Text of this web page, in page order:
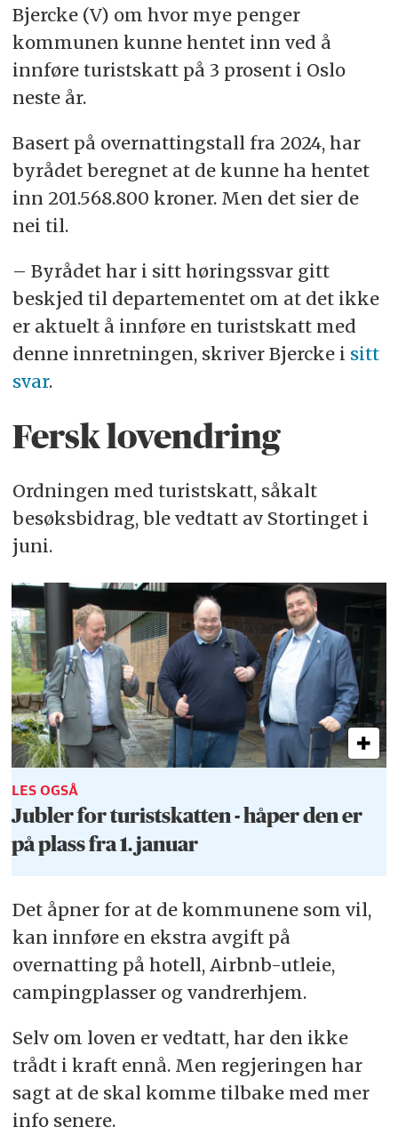
Bjercke (V) om hvor mye penger
kommunen kunne hentet inn ved å
innføre turistskatt på 3 prosent i Oslo
neste år.
Basert på overnattingstall fra 2024, har
byrådet beregnet at de kunne ha hentet
inn 201.568.800 kroner. Men det sier de
nei til.
– Byrådet har i sitt høringssvar gitt
beskjed til departementet om at det ikke
er aktuelt å innføre en turistskatt med
denne innretningen, skriver Bjercke i sitt
svar.
Fersk lovendring
Ordningen med turistskatt, såkalt
besøksbidrag, ble vedtatt av Stortinget i
juni.
LES OGSÅ
Jubler for turistskatten - håper den er
på plass fra 1. januar
Det åpner for at de kommunene som vil,
kan innføre en ekstra avgift på
overnatting på hotell, Airbnb-utleie,
campingplasser og vandrerhjem.
Selv om loven er vedtatt, har den ikke
trådt i kraft ennå. Men regjeringen har
sagt at de skal komme tilbake med mer
info senere.